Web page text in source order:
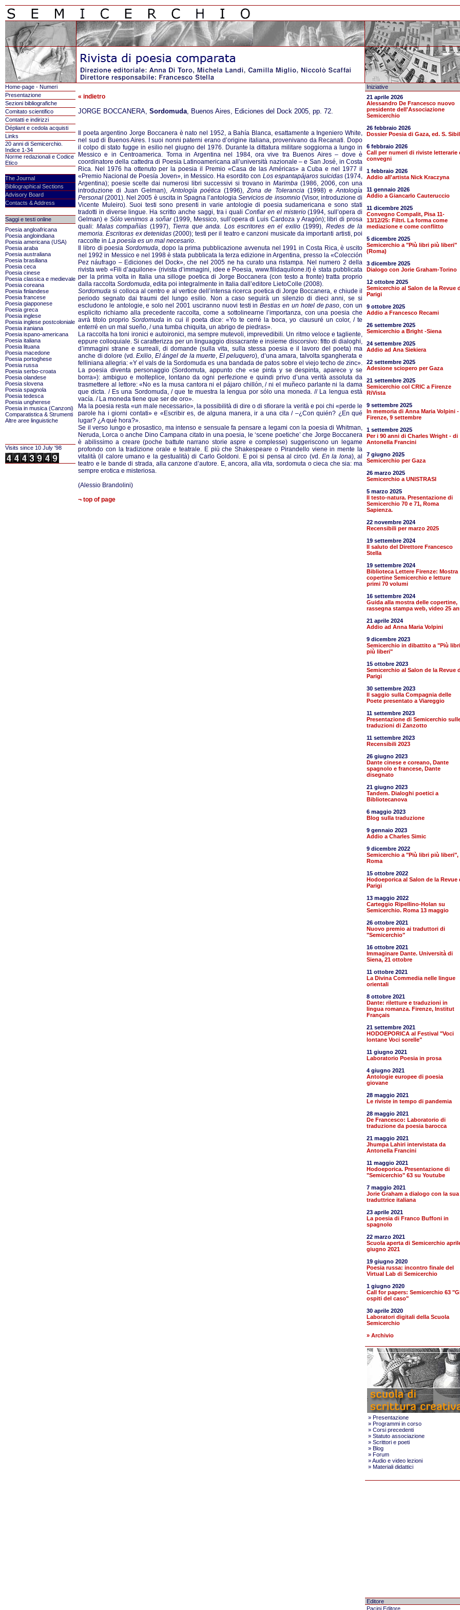
Home-page - Numeri
Presentazione
Sezioni bibliografiche
Comitato scientifico
Contatti e indirizzi
Dépliant e cedola acquisti
Links
20 anni di Semicerchio.
Indice 1-34
Norme redazionali e Codice
Etico
The Journal
Bibliographical Sections
Advisory Board
Contacts & Address
Saggi e testi online
Poesia angloafricana
Poesia angloindiana
Poesia americana (USA)
Poesia araba
Poesia australiana
Poesia brasiliana
Poesia ceca
Poesia cinese
Poesia classica e medievale
Poesia coreana
Poesia finlandese
Poesia francese
Poesia giapponese
Poesia greca
Poesia inglese
Poesia inglese postcoloniale
Poesia iraniana
Poesia ispano-americana
Poesia italiana
Poesia lituana
Poesia macedone
Poesia portoghese
Poesia russa
Poesia serbo-croata
Poesia olandese
Poesia slovena
Poesia spagnola
Poesia tedesca
Poesia ungherese
Poesia in musica (Canzoni)
Comparatistica & Strumenti
Altre aree linguistiche
Visits since 10 July '98
« indietro
JORGE BOCCANERA, Sordomuda, Buenos Aires, Ediciones del Dock 2005, pp. 72.
Il poeta argentino Jorge Boccanera è nato nel 1952, a Bahía Blanca, esattamente a Ingeniero White,
nel sud di Buenos Aires. I suoi nonni paterni erano d’origine italiana, provenivano da Recanati. Dopo
il colpo di stato fugge in esilio nel giugno del 1976. Durante la dittatura militare soggiorna a lungo in
Messico e in Centroamerica. Torna in Argentina nel 1984, ora vive tra Buenos Aires – dove è
coordinatore della cattedra di Poesia Latinoamericana all’università nazionale – e San José, in Costa
Rica. Nel 1976 ha ottenuto per la poesia il Premio «Casa de las Américas» a Cuba e nel 1977 il
«Premio Nacional de Poesía Joven», in Messico. Ha esordito con Los espantapájaros suicidas(1974,
Argentina); poesie scelte dai numerosi libri successivi si trovano inMarimba (1986, 2006, con una
introduzione di Juan Gelman),Antología poética(1996),Zona de Tolerancia(1998) eAntología
Personal (2001). Nel 2005 è uscita in Spagna l’antologiaServicios de insomnio(Visor, introduzione di
Vicente Muleiro). Suoi testi sono presenti in varie antologie di poesia sudamericana e sono stati
tradotti in diverse lingue. Ha scritto anche saggi, tra i qualiConfiar en el misterio(1994, sull’opera di
Gelman) e Sólo venimos a soñar(1999, Messico, sull’opera di Luis Cardoza y Aragón); libri di prosa
quali: Malas compañías (1997), Tierra que anda. Los escritores en el exilio(1999), Redes de la
memoria. Escritoras ex detenidas (2000); testi per il teatro e canzoni musicate da importanti artisti, poi
raccolte in La poesía es un mal necesario.
Il libro di poesia Sordomuda, dopo la prima pubblicazione avvenuta nel 1991 in Costa Rica, è uscito
nel 1992 in Messico e nel 1998 è stata pubblicata la terza edizione in Argentina, presso la «Colección
Pez náufrago – Ediciones del Dock», che nel 2005 ne ha curato una ristampa. Nel numero 2 della
rivista web «Fili d’aquilone» (rivista d’immagini, idee e Poesia, www.filidaquilone.it) è stata pubblicata
per la prima volta in Italia una silloge poetica di Jorge Boccanera (con testo a fronte) tratta proprio
dalla raccolta Sordomuda, edita poi integralmente in Italia dall’editore LietoColle (2008).
Sordomuda si colloca al centro e al vertice dell’intensa ricerca poetica di Jorge Boccanera, e chiude il
periodo segnato dai traumi del lungo esilio. Non a caso seguirà un silenzio di dieci anni, se si
escludono le antologie, e solo nel 2001 usciranno nuovi testi inBestias en un hotel de paso, con un
esplicito richiamo alla precedente raccolta, come a sottolinearne l’importanza, con una poesia che
avrà titolo proprioSordomuda in cui il poeta dice: «Yo te cerré la boca, yo clausuré un color, / te
enterré en un mal sueño, / una tumba chiquita, un abrigo de piedras».
La raccolta ha toni ironici e autoironici, ma sempre mutevoli, imprevedibili. Un ritmo veloce e tagliente,
eppure colloquiale. Si caratterizza per un linguaggio dissacrante e insieme discorsivo: fitto di dialoghi,
d’immagini strane e surreali, di domande (sulla vita, sulla stessa poesia e il lavoro del poeta) ma
anche di dolore (vd.Exilio, El ángel de la muerte, El peluquero), d’una amara, talvolta sgangherata e
felliniana allegria: «Y el vals de la Sordomuda es una bandada de patos sobre el viejo techo de zinc».
La poesia diventa personaggio (Sordomuta, appunto che «se pinta y se despinta, aparece y se
borra»): ambiguo e molteplice, lontano da ogni perfezione e quindi privo d’una verità assoluta da
trasmettere al lettore: «No es la musa cantora ni el pájaro chillón, / ni el muñeco parlante ni la dama
que dicta. / Es una Sordomuda, / que te muestra la lengua por sólo una moneda. // La lengua está
vacía. / La moneda tiene que ser de oro».
Ma la poesia resta «un male necessario», la possibilità di dire o di sfiorare la verità e poi chi «perde le
parole ha i giorni contati» e «Escribir es, de alguna manera, ir a una cita / –¿Con quién? ¿En qué
lugar? ¿A qué hora?».
Se il verso lungo e prosastico, ma intenso e sensuale fa pensare a legami con la poesia di Whitman,
Neruda, Lorca o anche Dino Campana citato in una poesia, le ‘scene poetiche’ che Jorge Boccanera
è abilissimo a creare (poche battute narrano storie aspre e complesse) suggeriscono un legame
profondo con la tradizione orale e teatrale. E più che Shakespeare o Pirandello viene in mente la
vitalità (il calore umano e la gestualità) di Carlo Goldoni. E poi si pensa al circo (vd. En la lona), al
teatro e le bande di strada, alla canzone d’autore. E, ancora, alla vita, sordomuta o cieca che sia: ma
sempre erotica e misteriosa.
(Alessio Brandolini)
¬ top of page
Iniziative
21 aprile 2026
Alessandro De Francesco nuovo
presidente dell'Associazione
Semicerchio
26 febbraio 2026
Dossier Poesia di Gaza, ed. S.
6 febbraio 2026
Call per numeri di riviste letterarie
convegni
1 febbraio 2026
Addio all'artista Nick Kraczyna
11 gennaio 2026
Addio a Giancarlo Cauteruccio
11 dicembre 2025
Convegno Compalit, Pisa 11-
13/12/25: Filtri. La forma come
mediazione e come conflitto
5 dicembre 2025
Semicerchio a "Più libri più liberi"
(Roma)
3 dicembre 2025
Dialogo con Jorie Graham-Torino
12 ottobre 2025
Semicerchio al Salon de la Revue
Parigi
9 ottobre 2025
Addio a Francesco Recami
26 settembre 2025
Semicerchio a Bright -Siena
24 settembre 2025
Addio ad Ana Siekiera
22 settembre 2025
Adesione sciopero per Gaza
21 settembre 2025
Semicerchio col CRIC a Firenze
RiVista
9 settembre 2025
In memoria di Anna Maria Volpini -
Firenze, 9 settembre
1 settembre 2025
Per i 90 anni di Charles Wright - di
Antonella Francini
7 giugno 2025
Semicerchio per Gaza
26 marzo 2025
Semicerchio a UNISTRASI
5 marzo 2025
Il testo-natura. Presentazione di
Semicerchio 70 e 71, Roma
Sapienza.
22 novembre 2024
Recensibili per marzo 2025
19 settembre 2024
Il saluto del Direttore Francesco
Stella
19 settembre 2024
Biblioteca Lettere Firenze: Mostra
copertine Semicerchio e letture
primi 70 volumi
16 settembre 2024
Guida alla mostra delle copertine,
rassegna stampa web, video 25
21 aprile 2024
Addio ad Anna Maria Volpini
9 dicembre 2023
Semicerchio in dibattito a "Più libri
più liberi"
15 ottobre 2023
Semicerchio al Salon de la Revue
Parigi
30 settembre 2023
Il saggio sulla Compagnia delle
Poete presentato a Viareggio
11 settembre 2023
Presentazione di Semicerchio
traduzioni di Zanzotto
11 settembre 2023
Recensibili 2023
26 giugno 2023
Dante cinese e coreano, Dante
spagnolo e francese, Dante
disegnato
21 giugno 2023
Tandem. Dialoghi poetici a
Bibliotecanova
6 maggio 2023
Blog sulla traduzione
9 gennaio 2023
Addio a Charles Simic
9 dicembre 2022
Semicerchio a "Più libri più liberi",
Roma
15 ottobre 2022
Hodoeporica al Salon de la Revue
Parigi
13 maggio 2022
Carteggio Ripellino-Holan su
Semicerchio. Roma 13 maggio
26 ottobre 2021
Nuovo premio ai traduttori di
"Semicerchio"
16 ottobre 2021
Immaginare Dante. Università di
Siena, 21 ottobre
11 ottobre 2021
La Divina Commedia nelle lingue
orientali
8 ottobre 2021
Dante: riletture e traduzioni in
lingua romanza. Firenze, Institut
Français
21 settembre 2021
HODOEPORICA al Festival "Voci
lontane Voci sorelle"
11 giugno 2021
Laboratorio Poesia in prosa
4 giugno 2021
Antologie europee di poesia
giovane
28 maggio 2021
Le riviste in tempo di pandemia
28 maggio 2021
De Francesco: Laboratorio di
traduzione da poesia barocca
21 maggio 2021
Jhumpa Lahiri intervistata da
Antonella Francini
11 maggio 2021
Hodoeporica. Presentazione di
"Semicerchio" 63 su Youtube
7 maggio 2021
Jorie Graham a dialogo con la sua
traduttrice italiana
23 aprile 2021
La poesia di Franco Buffoni in
spagnolo
22 marzo 2021
Scuola aperta di Semicerchio
giugno 2021
19 giugno 2020
Poesia russa: incontro finale del
Virtual Lab di Semicerchio
1 giugno 2020
Call for papers: Semicerchio 63
ospiti del caso"
30 aprile 2020
Laboratori digitali della Scuola
Semicerchio
» Archivio
» Presentazione
» Programmi in corso
» Corsi precedenti
» Statuto associazione
» Scrittori e poeti
» Blog
» Forum
»Audio e video lezioni
» Materiali didattici
Editore
Pacini Editore